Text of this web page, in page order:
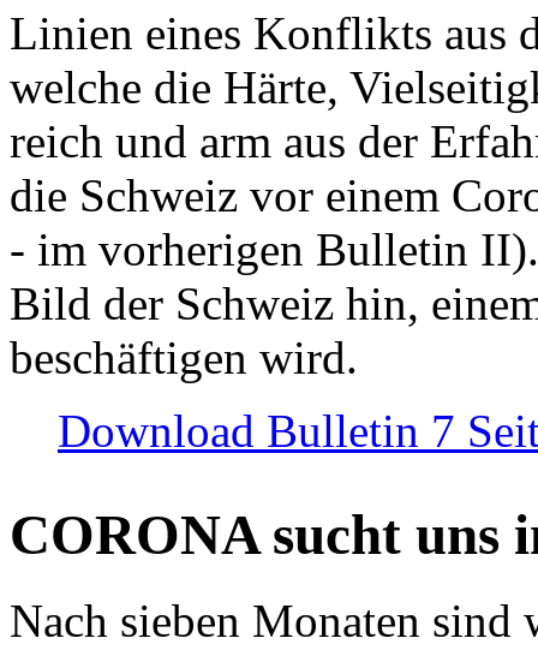
Linien eines Konflikts aus
welche die Härte,
reich und arm aus der
die Schweiz vor einem
- im vorherigen Bulletin
Bild der Schweiz hin,
beschäftigen wird.
Download Bulletin 7
CORONA sucht uns
Nach sieben Monaten